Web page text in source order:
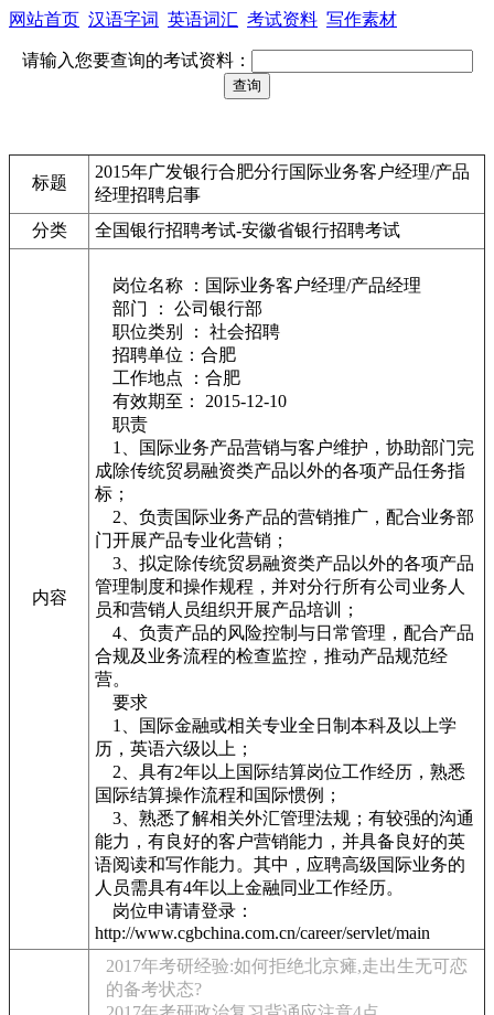
网站首页 汉语字词 英语词汇 考试资料 写作素材
请输入您要查询的考试资料：
标题
2015年广发银行合肥分行国际业务客户经理/产品
经理招聘启事
分类
全国银行招聘考试-安徽省银行招聘考试
内容
岗位名称 ：国际业务客户经理/产品经理
部门 ： 公司银行部
职位类别 ： 社会招聘
招聘单位：合肥
工作地点 ：合肥
有效期至： 2015-12-10
职责
1、国际业务产品营销与客户维护，协助部门完
成除传统贸易融资类产品以外的各项产品任务指
标；
2、负责国际业务产品的营销推广，配合业务部
门开展产品专业化营销；
3、拟定除传统贸易融资类产品以外的各项产品
管理制度和操作规程，并对分行所有公司业务人
员和营销人员组织开展产品培训；
4、负责产品的风险控制与日常管理，配合产品
合规及业务流程的检查监控，推动产品规范经
营。
要求
1、国际金融或相关专业全日制本科及以上学
历，英语六级以上；
2、具有2年以上国际结算岗位工作经历，熟悉
国际结算操作流程和国际惯例；
3、熟悉了解相关外汇管理法规；有较强的沟通
能力，有良好的客户营销能力，并具备良好的英
语阅读和写作能力。其中，应聘高级国际业务的
人员需具有4年以上金融同业工作经历。
岗位申请请登录：
http://www.cgbchina.com.cn/career/servlet/main
2017年考研经验:如何拒绝北京瘫,走出生无可恋
的备考状态?